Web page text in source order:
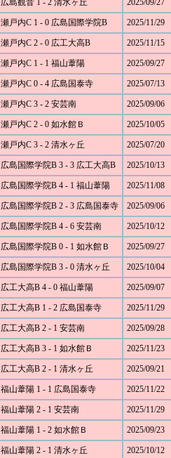
広島観音 1 - 2 清水ヶ丘 2025/09/27
瀬戸内C 1 - 0 広島国際学院B 2025/11/29
瀬戸内C 2 - 0 広工大高B 2025/11/15
瀬戸内C 1 - 1 福山葦陽 2025/09/27
瀬戸内C 0 - 4 広島国泰寺 2025/07/13
瀬戸内C 3 - 2 安芸南 2025/09/06
瀬戸内C 2 - 0 如水館Ｂ 2025/10/05
瀬戸内C 3 - 2 清水ヶ丘 2025/07/20
広島国際学院B 3 - 3 広工大高B 2025/10/13
広島国際学院B 4 - 1 福山葦陽 2025/11/08
広島国際学院B 2 - 3 広島国泰寺 2025/09/06
広島国際学院B 4 - 6 安芸南 2025/10/12
広島国際学院B 0 - 1 如水館Ｂ 2025/09/27
広島国際学院B 3 - 0 清水ヶ丘 2025/10/04
広工大高B 4 - 0 福山葦陽 2025/09/07
広工大高B 1 - 2 広島国泰寺 2025/11/29
広工大高B 2 - 1 安芸南 2025/09/28
広工大高B 3 - 1 如水館Ｂ 2025/11/23
広工大高B 2 - 1 清水ヶ丘 2025/09/21
福山葦陽 1 - 1 広島国泰寺 2025/11/22
福山葦陽 2 - 1 安芸南 2025/11/29
福山葦陽 1 - 2 如水館Ｂ 2025/09/23
福山葦陽 2 - 1 清水ヶ丘 2025/10/12